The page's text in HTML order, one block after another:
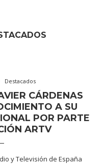
Destacados
CÁRDENAS
A SU
POR PARTE
ARTV
y Televisión de España